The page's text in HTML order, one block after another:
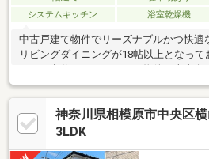
システムキッチン
浴室乾燥機
中古戸建て物件でリーズナブルかつ快適
リビングダイニングが18帖以上となって
のある方は是非一度ご覧下さい。家族の
は、2LDKの物件がオススメ。東南向き
87.38㎡の物件はいかがですか。築2年と
実。
神奈川県相模原市中央区
3LDK